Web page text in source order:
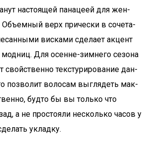
насто­я­щей пана­це­ей для жен­
Объ­ем­ный верх при­чес­ки в соче­та­
вис­ка­ми сде­ла­ет акцент
мод­ниц. Для осенне-зим­не­го сезо­на
свой­ствен­но тек­сту­ри­ро­ва­ние дан­
поз­во­лит воло­сам выгля­деть мак­
буд­то бы вы толь­ко что
а не про­сто­я­ли несколь­ко часов у
укладку.